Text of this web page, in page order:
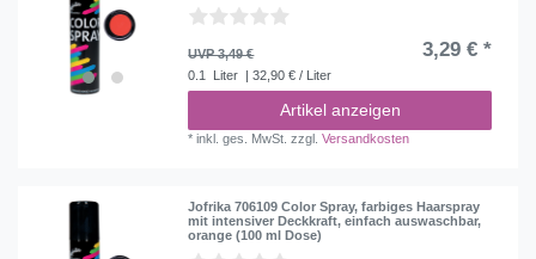
UVP 3,49 € 3,29 € *
0.1 Liter | 32,90 € / Liter
Artikel anzeigen
*inkl. ges. MwSt. zzgl.Versandkosten
Jofrika 706109 Color Spray, farbiges Haarspray
mit intensiver Deckkraft, einfach auswaschbar,
orange (100 ml Dose)